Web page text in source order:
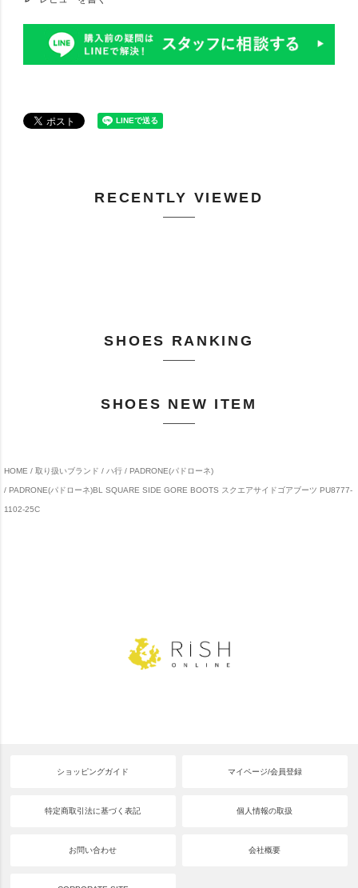
RECENTLY VIEWED
SHOES RANKING
SHOES NEW ITEM
HOME 取り扱いブランド ハ行 PADRONE(パドローネ)
PADRONE(パドローネ)BL SQUARE SIDE GORE BOOTS スクエアサイドゴアブーツ PU8777-
1102-25C
ショッピングガイド マイページ/会員登録
特定商取引法に基づく表記 個人情報の取扱
お問い合わせ 会社概要